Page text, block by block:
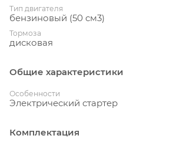
Тип двигателя
бензиновый (50 см3)
Тормоза
дисковая
Общие характеристики
Особенности
Электрический стартер
Комплектация